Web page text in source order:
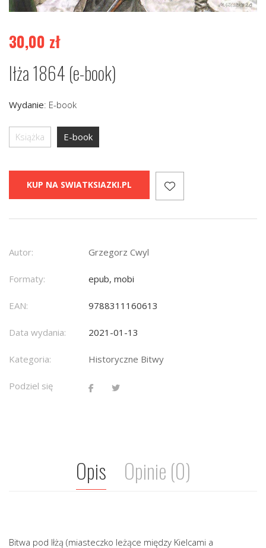
30,00 zł
Iłża 1864 (e-book)
Wydanie: E-book
Książka E-book
KUP NA SWIATKSIAZKI.PL
Autor: Grzegorz Cwyl
Formaty: epub, mobi
EAN: 9788311160613
Data wydania: 2021-01-13
Kategoria: Historyczne Bitwy
Podziel się
Opis Opinie (0)
Bitwa pod Iłżą (miasteczko leżące między Kielcami a